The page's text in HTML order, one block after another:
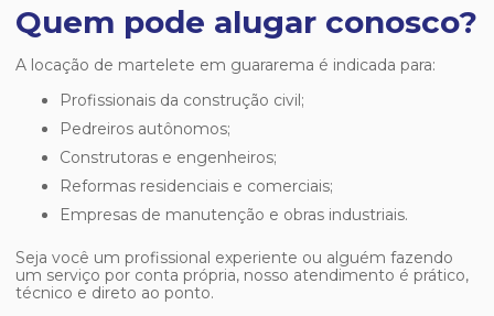
Quem pode alugar conosco?
A locação de martelete em guararema é indicada para:
Profissionais da construção civil;
Pedreiros autônomos;
Construtoras e engenheiros;
Reformas residenciais e comerciais;
Empresas de manutenção e obras industriais.
Seja você um profissional experiente ou alguém fazendo
um serviço por conta própria, nosso atendimento é prático,
técnico e direto ao ponto.